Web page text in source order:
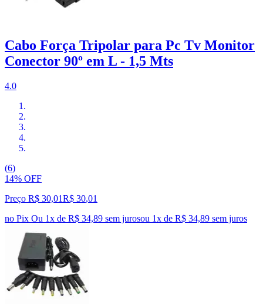
Cabo Força Tripolar para Pc Tv Monitor
Conector 90º em L - 1,5 Mts
4.0
(6)
14% OFF
Preço R$ 30,01R$ 30,01
no Pix Ou 1x de R$ 34,89 sem jurosou 1x de R$ 34,89 sem juros